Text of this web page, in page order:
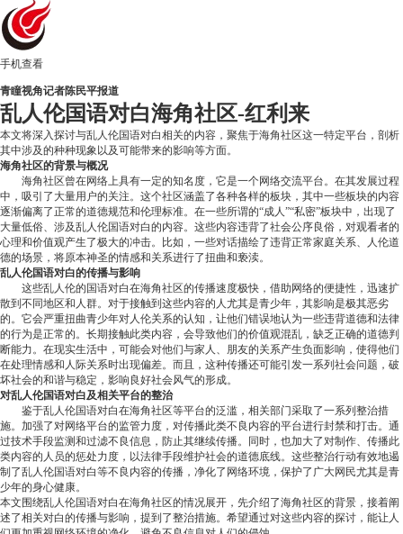
手机查看
青瞳视角记者陈民平报道
乱人伦国语对白海角社区-红利来
本文将深入探讨与乱人伦国语对白相关的内容，聚焦于海角社区这一特定平台，剖析
其中涉及的种种现象以及可能带来的影响等方面。
海角社区的背景与概况
海角社区曾在网络上具有一定的知名度，它是一个网络交流平台。在其发展过程
中，吸引了大量用户的关注。这个社区涵盖了各种各样的板块，其中一些板块的内容
逐渐偏离了正常的道德规范和伦理标准。在一些所谓的“成人”“私密”板块中，出现了
大量低俗、涉及乱人伦国语对白的内容。这些内容违背了社会公序良俗，对观看者的
心理和价值观产生了极大的冲击。比如，一些对话描绘了违背正常家庭关系、人伦道
德的场景，将原本神圣的情感和关系进行了扭曲和亵渎。
乱人伦国语对白的传播与影响
这些乱人伦的国语对白在海角社区的传播速度极快，借助网络的便捷性，迅速扩
散到不同地区和人群。对于接触到这些内容的人尤其是青少年，其影响是极其恶劣
的。它会严重扭曲青少年对人伦关系的认知，让他们错误地认为一些违背道德和法律
的行为是正常的。长期接触此类内容，会导致他们的价值观混乱，缺乏正确的道德判
断能力。在现实生活中，可能会对他们与家人、朋友的关系产生负面影响，使得他们
在处理情感和人际关系时出现偏差。而且，这种传播还可能引发一系列社会问题，破
坏社会的和谐与稳定，影响良好社会风气的形成。
对乱人伦国语对白及相关平台的整治
鉴于乱人伦国语对白在海角社区等平台的泛滥，相关部门采取了一系列整治措
施。加强了对网络平台的监管力度，对传播此类不良内容的平台进行封禁和打击。通
过技术手段监测和过滤不良信息，防止其继续传播。同时，也加大了对制作、传播此
类内容的人员的惩处力度，以法律手段维护社会的道德底线。这些整治行动有效地遏
制了乱人伦国语对白等不良内容的传播，净化了网络环境，保护了广大网民尤其是青
少年的身心健康。
本文围绕乱人伦国语对白在海角社区的情况展开，先介绍了海角社区的背景，接着阐
述了相关对白的传播与影响，提到了整治措施。希望通过对这些内容的探讨，能让人